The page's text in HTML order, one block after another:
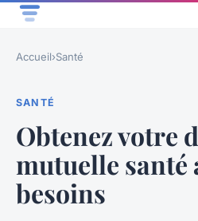
Accueil›Santé
SANTÉ
Obtenez votre
mutuelle santé
besoins